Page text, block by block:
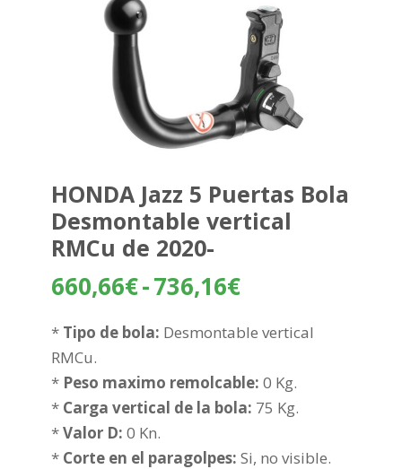
HONDA Jazz 5 Puertas Bola
Desmontable vertical
RMCu de 2020-
660,66€-736,16€Rango
precios:
660,66€
hasta
* Tipo de bola: Desmontable vertical
RMCu.
* Peso maximo remolcable: 0 Kg.
* Carga vertical de la bola: 75 Kg.
*Valor D: 0 Kn.
* Corte en el paragolpes: Si, no visible.